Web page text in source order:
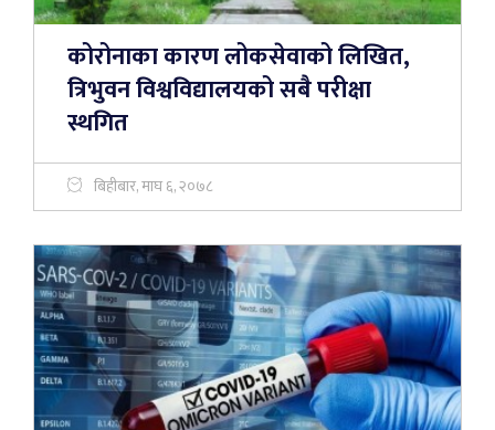
कोरोनाका कारण लोकसेवाको लिखित,
त्रिभुवन विश्वविद्यालयको सबै परीक्षा
स्थगित
बिहीबार, माघ ६, २०७८